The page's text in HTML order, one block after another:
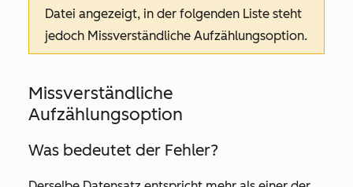
Datei angezeigt, in der folgenden Liste steht
jedoch Missverständliche Aufzählungsoption.
Missverständliche
Aufzählungsoption
Was bedeutet der Fehler?